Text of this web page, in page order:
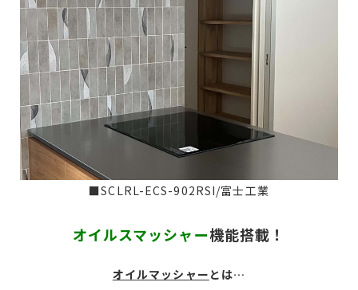
■SCLRL-ECS-902RSI/富士工業
オイルスマッシャー機能搭載！
オイルマッシャー とは…